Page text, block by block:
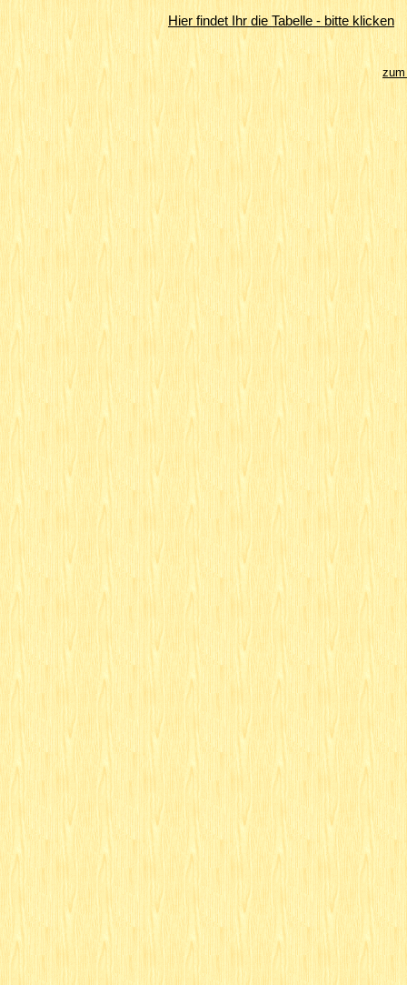
Hier findet Ihr die Tabelle - bitte klicken